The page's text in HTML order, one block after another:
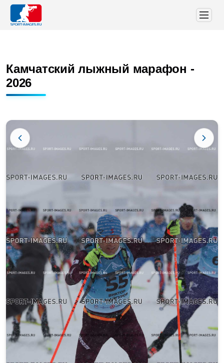
Камчатский лыжный марафон -
2026